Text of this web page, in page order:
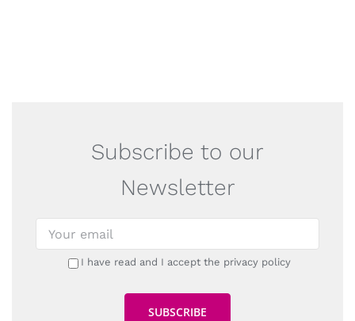
Subscribe to our
Newsletter
I have read and I accept the privacy policy